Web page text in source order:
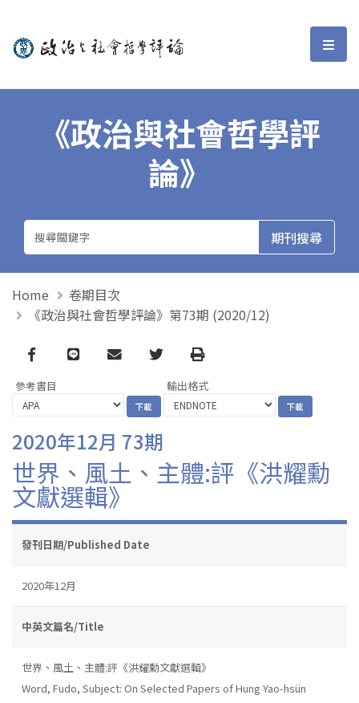
政治與社會哲學評論 選
《政治與社會哲學評
論》
Home
卷期目次
《政治與社會哲學評論》第73期 (2020/12)
Facebook
line email TwitterPrint
參考書目 輸出格式
2020年12月 73期
世界、風土、主體:評《洪耀勳
文獻選輯》
發刊日期/Published Date
2020年12月
中英文篇名/Title
世界、風土、主體:評《洪耀勳文獻選輯》
Word, Fudo, Subject: On Selected Papers of Hung Yao-hsün